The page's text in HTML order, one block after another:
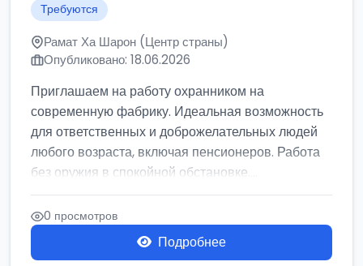
Требуются
Рамат Ха Шарон (Центр страны)
Опубликовано: 18.06.2026
Приглашаем на работу охранником на
современную фабрику. Идеальная возможность
для ответственных и доброжелательных людей
любого возраста, включая пенсионеров. Работа
без оружия в спокойной обстановке....
0 просмотров
Подробнее